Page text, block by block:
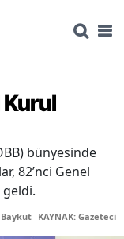
Kurul
bünyesinde
82’nci Genel
geldi.
Baykut KAYNAK: Gazetecin